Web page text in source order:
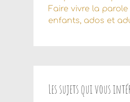
Faire vivre la
enfants, ados et
Les sujets qui vous